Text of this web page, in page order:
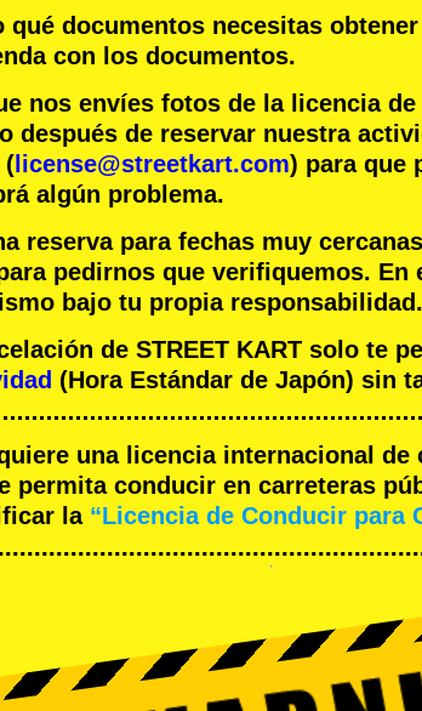
qué documentos necesitas
con los documentos.
nos envíes fotos de la licencia
después de reservar nuestra
( license@streetkart.com) para que
algún problema.
reserva para fechas muy
pedirnos que verifiquemos. En
bajo tu propia responsabilidad.
de STREET KART solo te
(Hora Estándar de Japón) sin
una licencia internacional de
permita conducir en carreteras
la “Licencia de Conducir para